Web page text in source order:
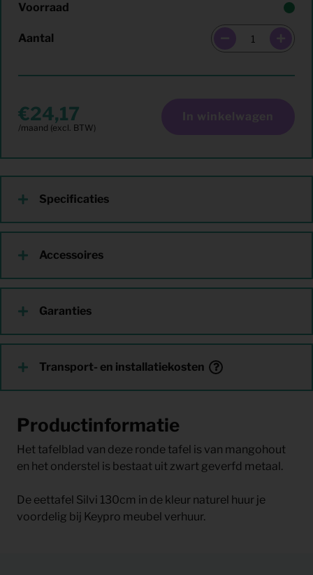
Voorraad
Aantal
24,17 In winkelwagen
Specificaties
Accessoires
Garanties
Transport- en installatiekosten
Productinformatie
Het tafelblad van deze ronde tafel is van mangohout
en het onderstel is bestaat uit zwart geverfd metaal.
De eettafel Silvi 130cm in de kleur naturel huur je
voordelig bij Keypro meubel verhuur.